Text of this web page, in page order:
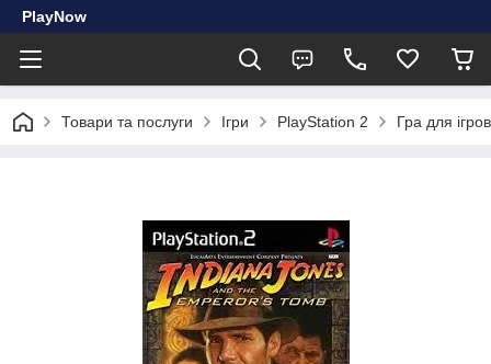
PlayNow
Товари та послуги Ігри PlayStation 2 Гра для